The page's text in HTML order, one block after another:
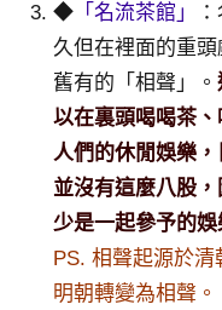
◆ 「名流茶館」
久但在裡面的重
舊有的「相聲」。
以在裏頭喝喝茶
人們的休閒娛樂
並沒有這麼八股
少是一起參予的娛
PS. 相聲起源於
明朝轉變為相聲。